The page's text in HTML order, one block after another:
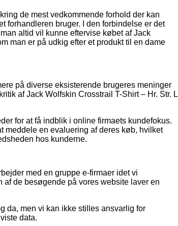
de mest vedkommende forhold der kan
forhandleren bruger. I den forbindelse er det
altid vil kunne eftervise købet af Jack
man er på udkig efter et produkt til en dame
på diverse eksisterende brugeres meninger
af Jack Wolfskin Crosstrail T-Shirt – Hr. Str. L
for at få indblik i online firmaets kundefokus.
meddele en evaluering af deres køb, hvilket
hos kunderne.
med en gruppe e-firmaer idet vi
af de besøgende på vores website laver en
da, men vi kan ikke stilles ansvarlig for
data.